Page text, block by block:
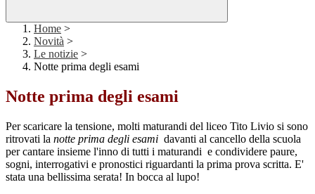
Home >
Novità >
Le notizie >
Notte prima degli esami
Notte prima degli esami
Per scaricare la tensione, molti maturandi del liceo Tito Livio si sono
ritrovati la notte prima degli esami davanti al cancello della scuola
per cantare insieme l'inno di tutti i maturandi e condividere paure,
sogni, interrogativi e pronostici riguardanti la prima prova scritta. E'
stata una bellissima serata! In bocca al lupo!